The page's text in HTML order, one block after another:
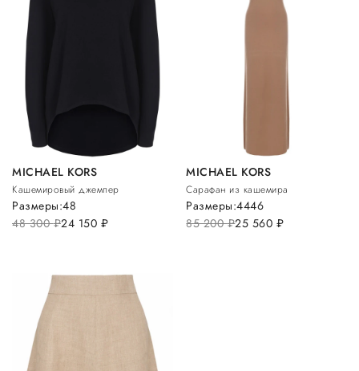
MICHAEL KORS
Кашемировый джемпер
48 300руб.24 150 руб.
Размеры:48
MICHAEL KORS
Сарафан из кашемира
85 200руб.25 560 руб.
Размеры:4446